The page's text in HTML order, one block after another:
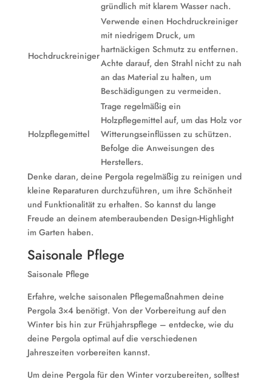
gründlich mit klarem Wasser nach.
Hochdruckreiniger
Verwende einen Hochdruckreiniger
mit niedrigem Druck, um
hartnäckigen Schmutz zu entfernen.
Achte darauf, den Strahl nicht zu nah
an das Material zu halten, um
Beschädigungen zu vermeiden.
Holzpflegemittel
Trage regelmäßig ein
Holzpflegemittel auf, um das Holz vor
Witterungseinflüssen zu schützen.
Befolge die Anweisungen des
Herstellers.
Denke daran, deine Pergola regelmäßig zu reinigen und
kleine Reparaturen durchzuführen, um ihre Schönheit
und Funktionalität zu erhalten. So kannst du lange
Freude an deinem atemberaubenden Design-Highlight
im Garten haben.
Saisonale Pflege
Saisonale Pflege
Erfahre, welche saisonalen Pflegemaßnahmen deine
Pergola 3×4 benötigt. Von der Vorbereitung auf den
Winter bis hin zur Frühjahrspflege – entdecke, wie du
deine Pergola optimal auf die verschiedenen
Jahreszeiten vorbereiten kannst.
Um deine Pergola für den Winter vorzubereiten, solltest